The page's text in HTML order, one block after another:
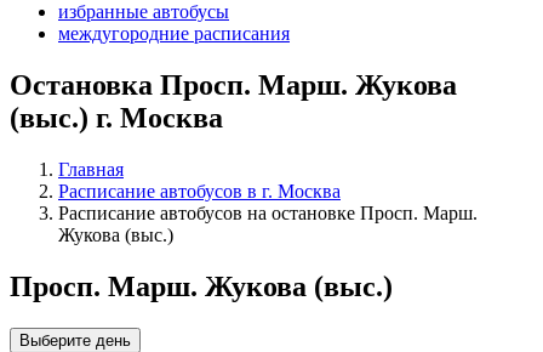
избранные автобусы
междугородние расписания
Остановка Просп. Марш. Жукова
(выс.) г. Москва
Главная
Расписание автобусов в г. Москва
Расписание автобусов на остановке Просп. Марш.
Жукова (выс.)
Просп. Марш. Жукова (выс.)
Выберите день